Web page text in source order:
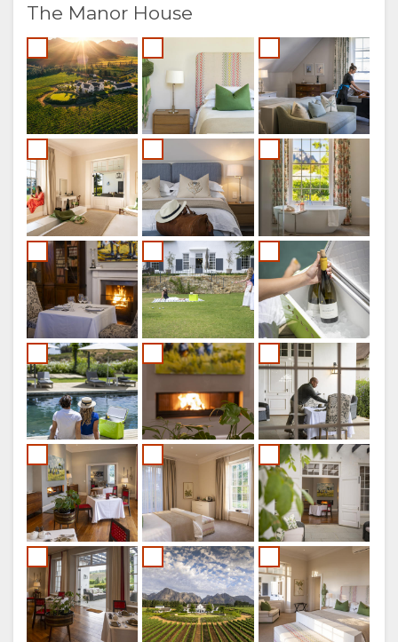
The Manor House